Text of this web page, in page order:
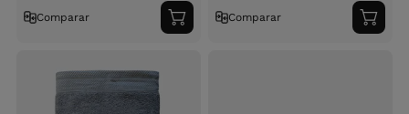
Comparar
Adicionar
ao
Comparar
ao